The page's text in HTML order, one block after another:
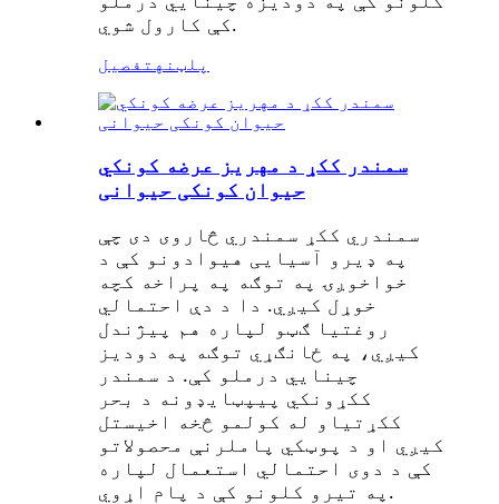
کې کارول شوي.
پلټنهتفصیل
سمندر ککړ د مهریز عرضه کونکي
حیوان کونکی حیوانی
سمندري ککړ سمندري څاروی دی چې
په ډیرو آسیایی هیوادونو کې د
خواخوږۍ په توګه په پراخه کچه
خوړل کیږي. دا د دې احتمالي
روغتیا ګټو لپاره هم پیژندل
کیږي، په ځانګړي توګه په دودیز
چینایي درملو کې. د سمندر
ککړونکي پیپټایډونه د بحر
ککړتیاو له کولمو څخه اخیستل
کیږي او د پوټکي پاملرنې محصولاتو
کې د دوی احتمالي استعمال لپاره
په تیرو کلونو کې د پام اړوي.